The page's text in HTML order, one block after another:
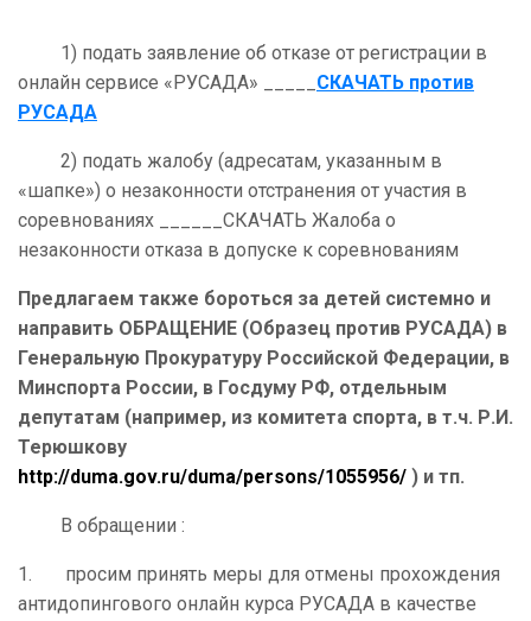
1) подать заявление об отказе от регистрации в
онлайн сервисе «РУСАДА» _____ СКАЧАТЬ против
РУСАДА
2) подать жалобу (адресатам, указанным в
«шапке») о незаконности отстранения от участия в
соревнованиях ______СКАЧАТЬ Жалоба о
незаконности отказа в допуске к соревнованиям
Предлагаем также бороться за детей системно и
направить ОБРАЩЕНИЕ (Образец против РУСАДА) в
Генеральную Прокуратуру Российской Федерации, в
Минспорта России, в Госдуму РФ, отдельным
депутатам (например, из комитета спорта, в т.ч. Р.И.
Терюшкову
http://duma.gov.ru/duma/persons/1055956/ ) и тп.
В обращении :
1. просим принять меры для отмены прохождения
антидопингового онлайн курса РУСАДА в качестве